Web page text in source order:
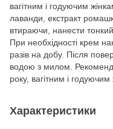
вагітним і годуючим
лаванди, екстракт
втираючи, нанести
При необхідності крем
разів на добу. Після
водою з милом.
року, вагітним і годуючим
Характеристики